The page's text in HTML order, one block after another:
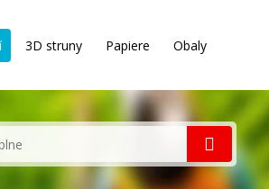
3D struny Papiere Obaly